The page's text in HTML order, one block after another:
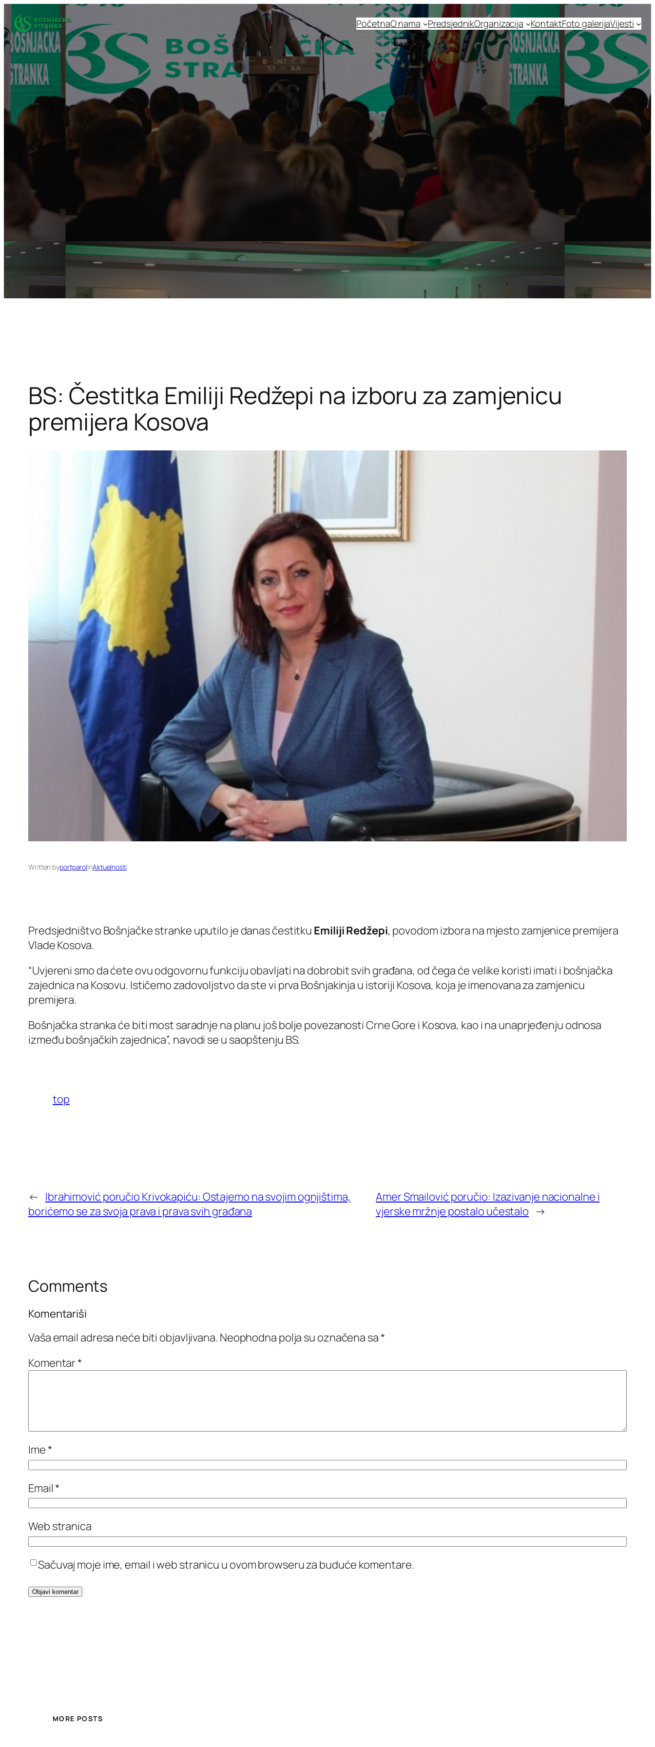
na
sadržaj
PočetnaO nama PredsjednikOrganizacija KontaktFoto galerijaVijesti
BS: Čestitka Emiliji Redžepi na izboru za zamjenicu
premijera Kosova
Written byportparolinAktuelnosti
Predsjedništvo Bošnjačke stranke uputilo je danas čestitku Emiliji Redžepi, povodom izbora na mjesto zamjenice premijera
Vlade Kosova.
“Uvjereni smo da ćete ovu odgovornu funkciju obavljati na dobrobit svih građana, od čega će velike koristi imati i bošnjačka
zajednica na Kosovu. Ističemo zadovoljstvo da ste vi prva Bošnjakinja u istoriji Kosova, koja je imenovana za zamjenicu
premijera.
Bošnjačka stranka će biti most saradnje na planu još bolje povezanosti Crne Gore i Kosova, kao i na unaprjeđenju odnosa
između bošnjačkih zajednica”, navodi se u saopštenju BS.
top
← Ibrahimović poručio Krivokapiću: Ostajemo na svojim ognjištima,
borićemo se za svoja prava i prava svih građana
Amer Smailović poručio: Izazivanje nacionalne i
vjerske mržnje postalo učestalo →
Comments
Komentariši
Vaša email adresa neće biti objavljivana. Neophodna polja su označena sa*
Komentar*
Ime*
Email*
Web stranica
Sačuvaj moje ime, email i web stranicu u ovom browseru za buduće komentare.
MORE POSTS